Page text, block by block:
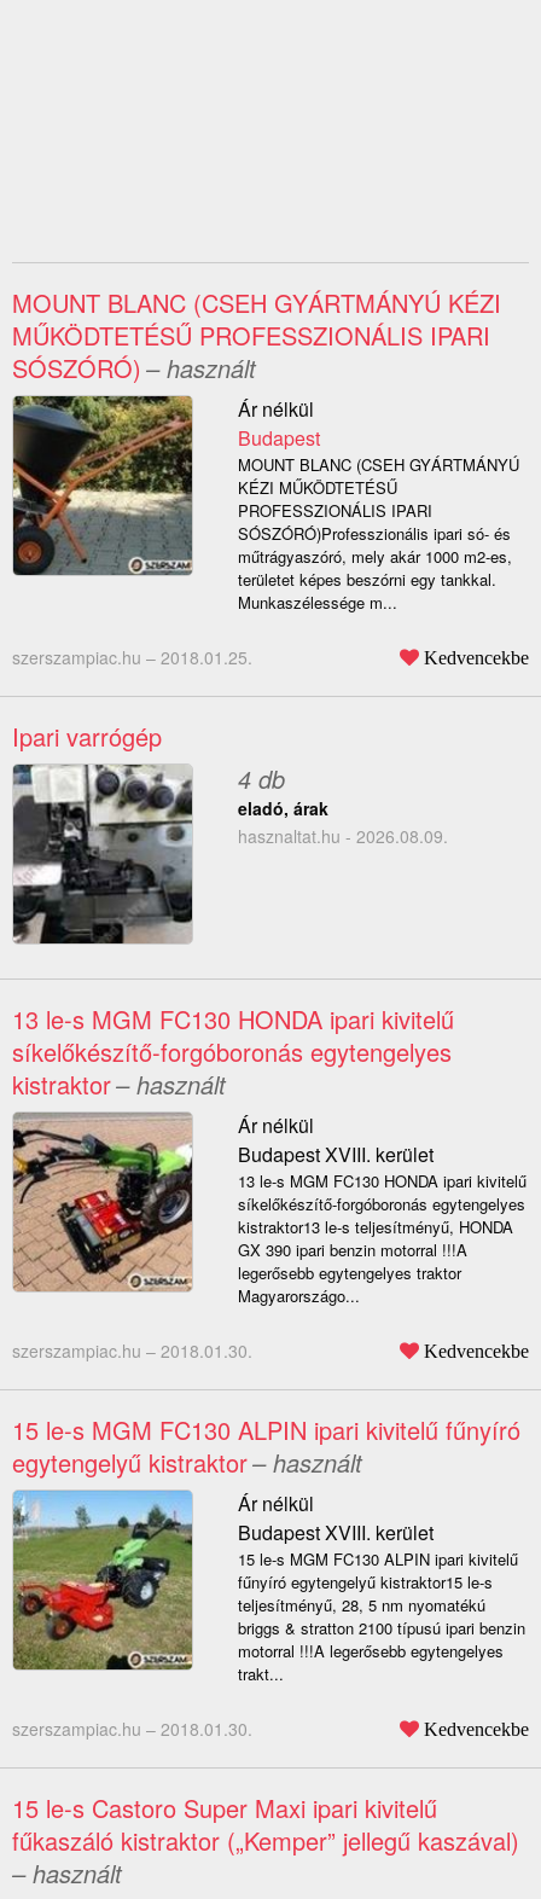
MOUNT BLANC (CSEH GYÁRTMÁNYÚ KÉZI
MŰKÖDTETÉSŰ PROFESSZIONÁLIS IPARI
SÓSZÓRÓ) – használt
Ár nélkül
Budapest
MOUNT BLANC (CSEH GYÁRTMÁNYÚ
KÉZI MŰKÖDTETÉSŰ
PROFESSZIONÁLIS IPARI
SÓSZÓRÓ)Professzionális ipari só- és
műtrágyaszóró, mely akár 1000 m2-es,
területet képes beszórni egy tankkal.
Munkaszélessége m...
szerszampiac.hu – 2018.01.25. Kedvencekbe
Ipari varrógép
4 db
eladó, árak
hasznaltat.hu - 2026.08.09.
13 le-s MGM FC130 HONDA ipari kivitelű
síkelőkészítő-forgóboronás egytengelyes
kistraktor– használt
Ár nélkül
Budapest XVIII. kerület
13 le-s MGM FC130 HONDA ipari kivitelű
síkelőkészítő-forgóboronás egytengelyes
kistraktor13 le-s teljesítményű, HONDA
GX 390 ipari benzin motorral !!!A
legerősebb egytengelyes traktor
Magyarországo...
szerszampiac.hu – 2018.01.30. Kedvencekbe
15 le-s MGM FC130 ALPIN ipari kivitelű fűnyíró
egytengelyű kistraktor– használt
Ár nélkül
Budapest XVIII. kerület
15 le-s MGM FC130 ALPIN ipari kivitelű
fűnyíró egytengelyű kistraktor15 le-s
teljesítményű, 28, 5 nm nyomatékú
briggs & stratton 2100 típusú ipari benzin
motorral !!!A legerősebb egytengelyes
trakt...
szerszampiac.hu – 2018.01.30. Kedvencekbe
15 le-s Castoro Super Maxi ipari kivitelű
fűkaszáló kistraktor („Kemper” jellegű kaszával)
– használt